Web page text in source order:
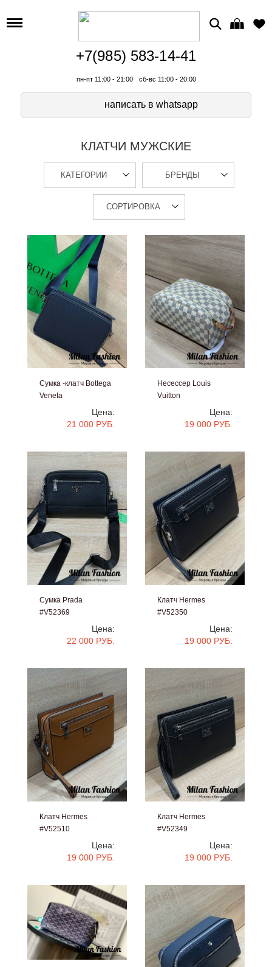
+7(985) 583-14-41
пн-пт 11:00 - 21:00 сб-вс 11:00 - 20:00
написать в whatsapp
КЛАТЧИ МУЖСКИЕ
КАТЕГОРИИ БРЕНДЫ
СОРТИРОВКА
Сумка -клатч Bottega
Veneta
Цена:
21 000 РУБ.
Несессер Louis
Vuitton
Цена:
19 000 РУБ.
Сумка Prada
#V52369
Цена:
22 000 РУБ.
Клатч Hermes
#V52350
Цена:
19 000 РУБ.
Клатч Hermes
#V52510
Цена:
19 000 РУБ.
Клатч Hermes
#V52349
Цена:
19 000 РУБ.